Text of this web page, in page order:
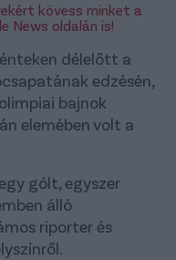
kövess minket a
News oldalán is!
délelőtt a
edzésén,
bajnok
elemében volt a
gólt, egyszer
álló
riporter és